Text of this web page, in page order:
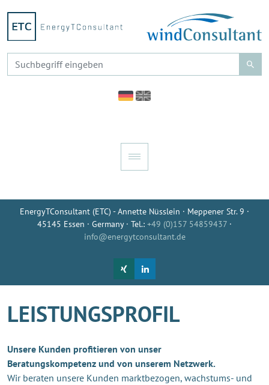
EnergyTConsultant (ETC) - Annette Nüsslein · Meppener Str. 9 ·
45145 Essen · Germany · Tel.: +49 (0)157 54859437 ·
info@energytconsultant.de
LEISTUNGSPROFIL
Unsere Kunden profitieren von unser
Beratungskompetenz und von unserem Netzwerk.
Wir beraten unsere Kunden marktbezogen, wachstums- und